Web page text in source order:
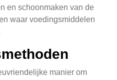
en schoonmaken van de
waar voedingsmiddelen
manier om